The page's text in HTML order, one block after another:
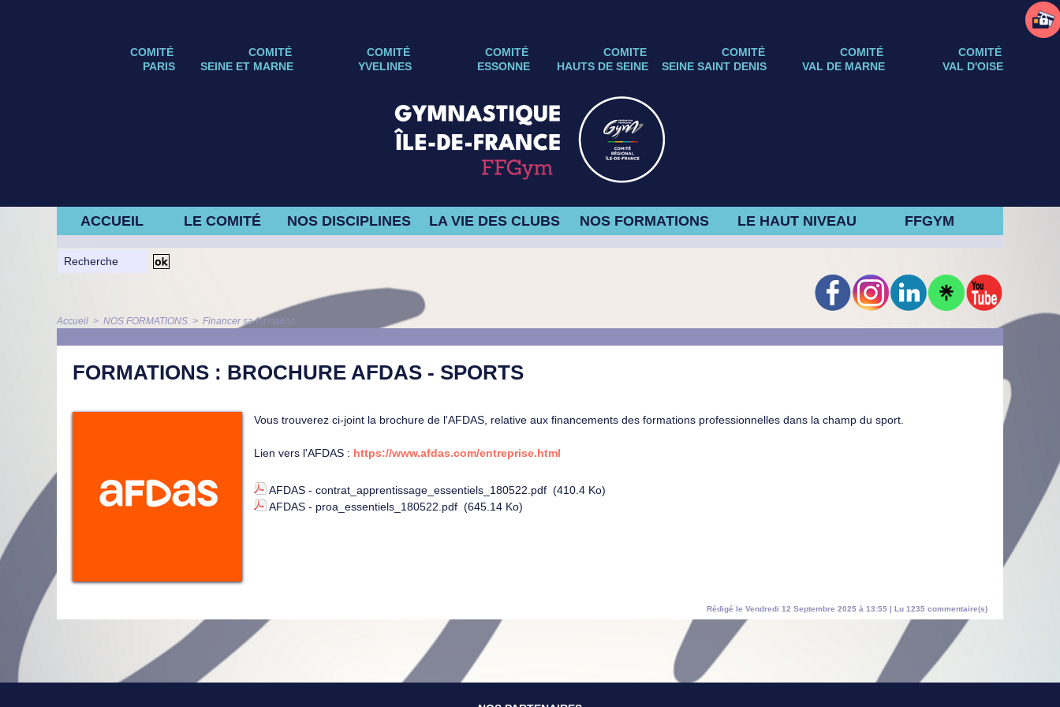
COMITÉ
COMITÉ
COMITÉ
COMITE
COMITÉ
COMITÉ
COMITÉ
COMITÉ
VAL D'OISE
VAL DE MARNE
SEINE SAINT DENIS
HAUTS DE SEINE
ESSONNE
YVELINES
SEINE ET MARNE
PARIS
ACCUEIL LE COMITÉ NOS DISCIPLINES LA VIE DES CLUBS NOS FORMATIONS LE HAUT NIVEAU FFGYM
Accueil > NOS FORMATIONS > Financer sa formation
FORMATIONS : BROCHURE AFDAS - SPORTS
Vous trouverez ci-joint la brochure de l'AFDAS, relative aux financements des formations professionnelles dans la champ du sport.
Lien vers l'AFDAS : https://www.afdas.com/entreprise.html
AFDAS - contrat_apprentissage_essentiels_180522.pdf (410.4 Ko)
AFDAS - proa_essentiels_180522.pdf (645.14 Ko)
Rédigé le Vendredi 12 Septembre 2025 à 13:55 | Lu 1235 commentaire(s)